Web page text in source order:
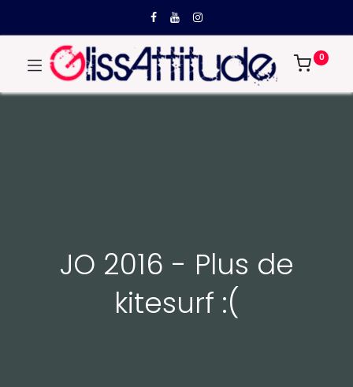
0
JO 2016 - Plus de
kitesurf :(